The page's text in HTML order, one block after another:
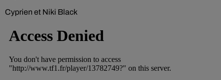
Cyprien et Niki Black